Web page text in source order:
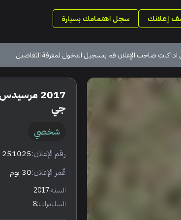
إعلانك سجل اهتمامك بسيارة
اذا كنت صاحب الإعلان قم بتسجيل الدخول لمعرفة التفاصيل.
جي
شخصي
رقم الإعلان:251025
عٌمر الإعلان:30 يوم
السنة:2017
السلندرات:8